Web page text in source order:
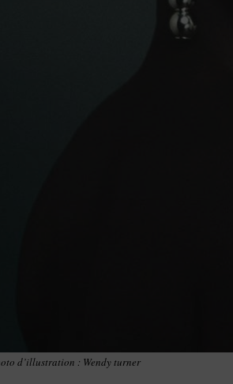
d’illustration : Wendy turner